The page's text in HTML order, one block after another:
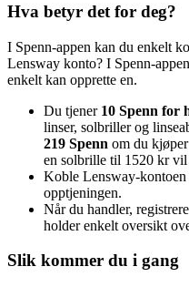
Hva betyr det for deg?
I Spenn-appen kan du enkelt
Lensway konto? I Spenn-
enkelt kan opprette en.
Du tjener 10 Spenn for
linser, solbriller og
219 Spenn om du
en solbrille til 1520 kr vil
Koble Lensway-kontoen
opptjeningen.
Når du handler,
holder enkelt oversikt
Slik kommer du i gang